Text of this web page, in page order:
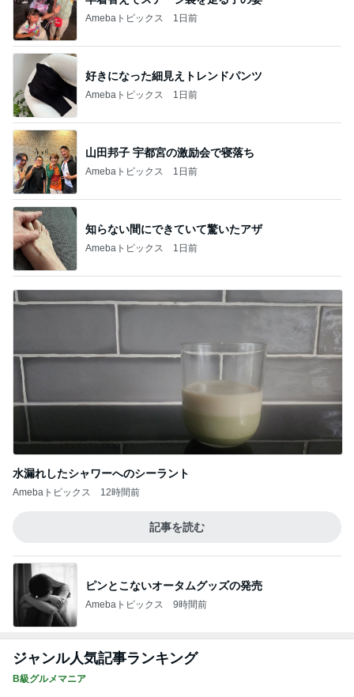
Amebaトピックス 1日前
好きになった細見えトレンドパンツ
Amebaトピックス 1日前
山田邦子 宇都宮の激励会で寝落ち
Amebaトピックス 1日前
知らない間にできていて驚いたアザ
Amebaトピックス 1日前
水漏れしたシャワーへのシーラント
Amebaトピックス 12時間前
記事を読む
ピンとこないオータムグッズの発売
Amebaトピックス 9時間前
ジャンル人気記事ランキング
B級グルメマニア